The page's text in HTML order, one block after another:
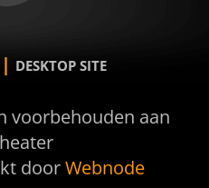
| DESKTOP SITE
voorbehouden aan
doorWebnode